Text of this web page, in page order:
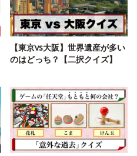
【東京vs大阪】世界遺産が多い
のはどっち？【二択クイズ】